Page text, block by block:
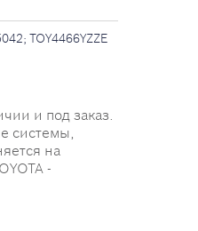
TOY4466YZZE
и под заказ.
системы,
на
-